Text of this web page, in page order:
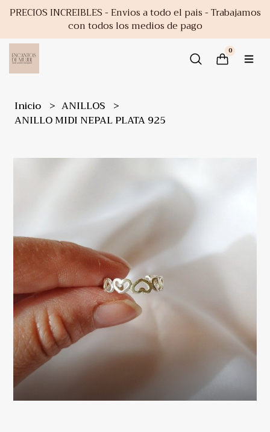
PRECIOS INCREIBLES - Envios a todo el pais - Trabajamos
con todos los medios de pago
0
Inicio
ANILLOS
ANILLO MIDI NEPAL PLATA 925